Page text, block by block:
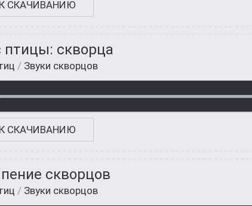
К СКАЧИВАНИЮ
птицы: скворца
/ Звуки скворцов
К СКАЧИВАНИЮ
скворцов
/ Звуки скворцов